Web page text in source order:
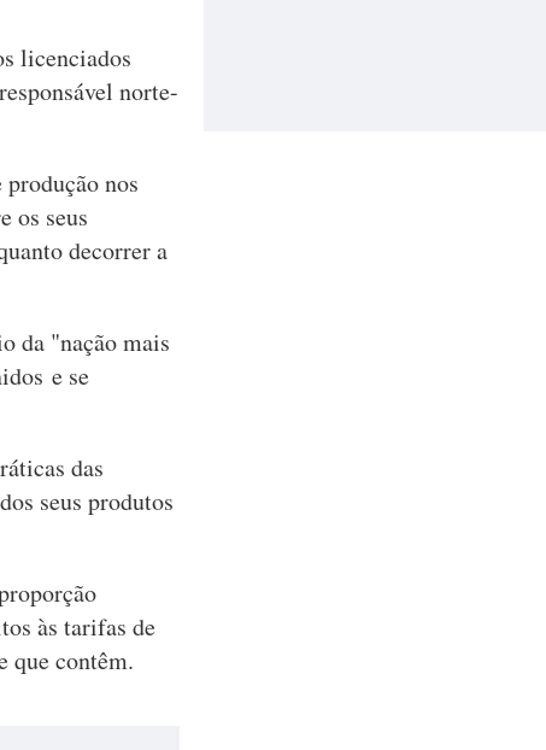
licenciados
norte-
nos
os seus
decorrer a
da "nação mais
e se
das
seus produtos
às tarifas de
que contêm.